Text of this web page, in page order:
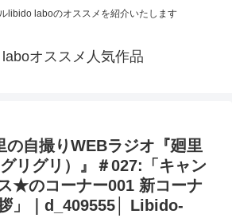
libido laboのオススメを紹介いたします
laboオススメ人気作品
の自撮りWEBラジオ『廻里
リグリ）』＃027:「キャン
★のコーナー001 新コーナ
」｜d_409555│ Libido-